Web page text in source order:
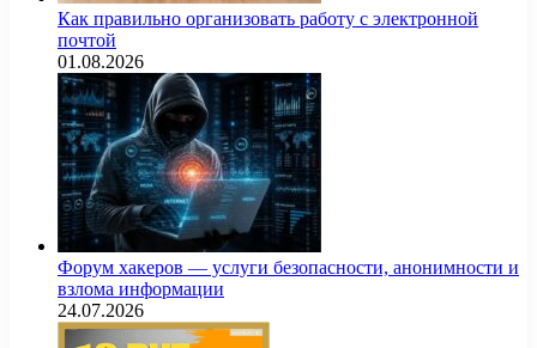
Как правильно организовать работу с электронной
почтой
01.08.2026
Форум хакеров — услуги безопасности, анонимности и
взлома информации
24.07.2026